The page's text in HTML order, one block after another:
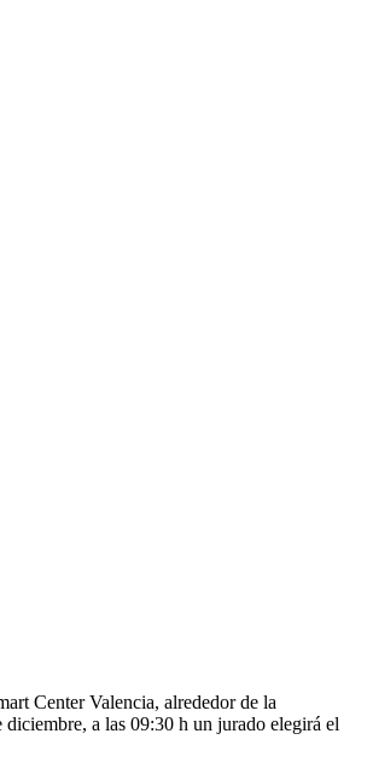
Center Valencia, alrededor de la
a las 09:30 h un jurado elegirá el